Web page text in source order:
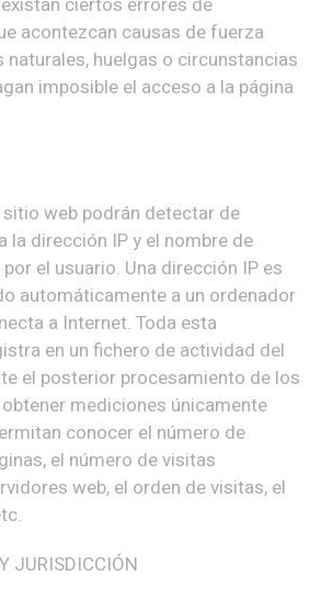
acontezcan causas de fuerza
huelgas o circunstancias
imposible el acceso a la página
web podrán detectar de
la dirección IP y el nombre de
el usuario. Una dirección IP es
automáticamente a un ordenador
a Internet. Toda esta
en un fichero de actividad del
el posterior procesamiento de los
mediciones únicamente
conocer el número de
el número de visitas
web, el orden de visitas, el
JURISDICCIÓN